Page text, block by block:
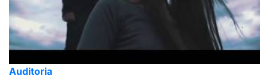
Auditoria